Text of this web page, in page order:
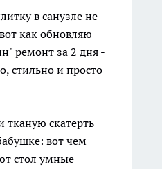
в санузле не
как обновляю
ремонт за 2 дня -
стильно и просто
тканую скатерть
вот чем
стол умные